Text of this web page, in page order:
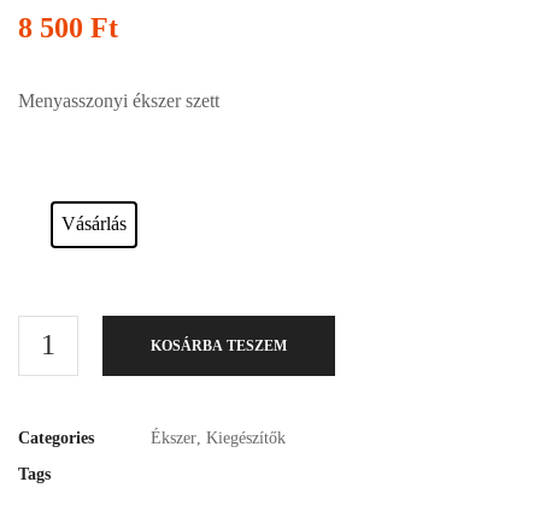
8 500 Ft
Menyasszonyi ékszer szett
Vásárlás
KOSÁRBA TESZEM
Categories Ékszer Kiegészítők
Tags